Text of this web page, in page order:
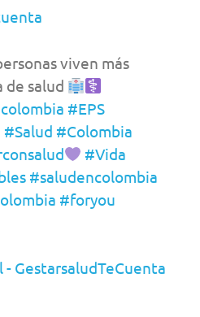
viven más
de salud
#EPS
#Salud #Colombia
#Vida
#saludencolombia
#foryou
GestarsaludTeCuenta